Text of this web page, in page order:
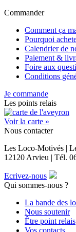
Commander
Comment ça
Pourquoi
Calendrier de
Paiement &
Foire aux
Conditions
Je commande
Les points relais
Voir la carte »
Nous contacter
Les Loco-Motivés |
12120 Arvieu | Tél.
Ecrivez-nous
Qui sommes-nous ?
La bande des
Nous soutenir
Être point relais
Vos contacts